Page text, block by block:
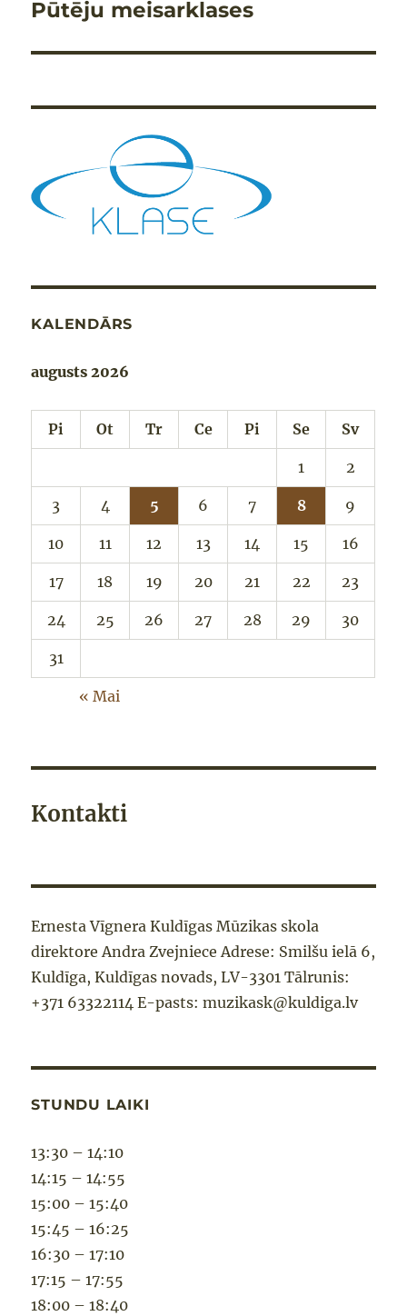
Nākamais
Pūtēju meisarklases
KALENDĀRS
augusts 2026
Pi Ot Tr Ce Pi Se Sv
1 2
3 4 5 6 7 8 9
10 11 12 13 14 15 16
17 18 19 20 21 22 23
24 25 26 27 28 29 30
31
« Mai
Kontakti
Ernesta Vīgnera Kuldīgas Mūzikas skola
direktore Andra Zvejniece Adrese: Smilšu ielā 6,
Kuldīga, Kuldīgas novads, LV-3301 Tālrunis:
+371 63322114 E-pasts: muzikask@kuldiga.lv
STUNDU LAIKI
13:30 – 14:10
14:15 – 14:55
15:00 – 15:40
15:45 – 16:25
16:30 – 17:10
17:15 – 17:55
18:00 – 18:40